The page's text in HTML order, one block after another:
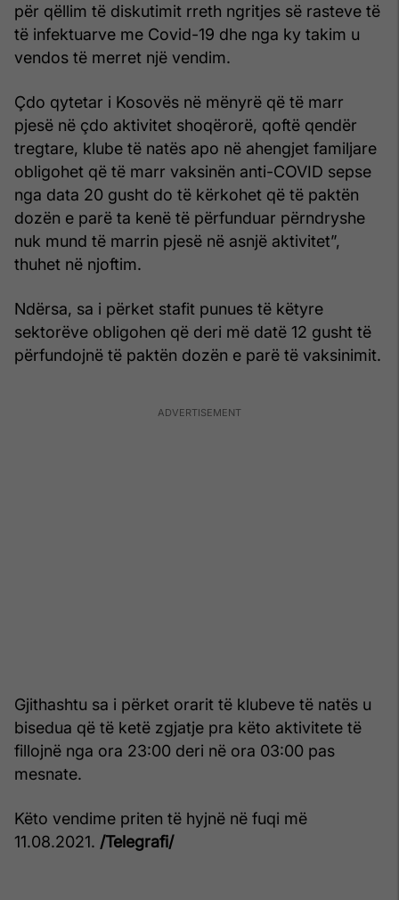
për qëllim të diskutimit rreth ngritjes së rasteve të
të infektuarve me Covid-19 dhe nga ky takim u
vendos të merret një vendim.
Çdo qytetar i Kosovës në mënyrë që të marr
pjesë në çdo aktivitet shoqërorë, qoftë qendër
tregtare, klube të natës apo në ahengjet familjare
obligohet që të marr vaksinën anti-COVID sepse
nga data 20 gusht do të kërkohet që të paktën
dozën e parë ta kenë të përfunduar përndryshe
nuk mund të marrin pjesë në asnjë aktivitet”,
thuhet në njoftim.
Ndërsa, sa i përket stafit punues të këtyre
sektorëve obligohen që deri më datë 12 gusht të
përfundojnë të paktën dozën e parë të vaksinimit.
Gjithashtu sa i përket orarit të klubeve të natës u
bisedua që të ketë zgjatje pra këto aktivitete të
fillojnë nga ora 23:00 deri në ora 03:00 pas
mesnate.
Këto vendime priten të hyjnë në fuqi më
11.08.2021. /Telegrafi/